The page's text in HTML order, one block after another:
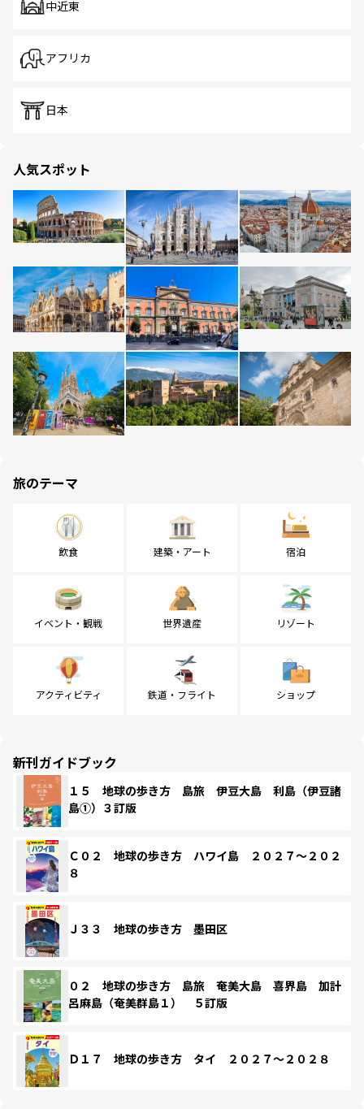
中近東
アフリカ
日本
人気スポット
旅のテーマ
飲食 建築・アート 宿泊
イベント・観戦 世界遺産 リゾート
アクティビティ 鉄道・フライト ショップ
新刊ガイドブック
１５ 地球の歩き方 島旅 伊豆大島 利島（伊豆諸
島①）３訂版
Ｃ０２ 地球の歩き方 ハワイ島 ２０２７～２０２
８
Ｊ３３ 地球の歩き方 墨田区
０２ 地球の歩き方 島旅 奄美大島 喜界島 加計
呂麻島（奄美群島１） ５訂版
Ｄ１７ 地球の歩き方 タイ ２０２７～２０２８